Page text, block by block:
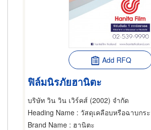
Add RFQ
ฟิล์มนิรภัยฮานิตะ
บริษัท วิน วิน เวิร์คส์ (2002) จำกัด
Heading Name : วัสดุเคลือบหรือฉาบกระจก,ฟิล์มกรองแส
Brand Name : ฮานิตะ